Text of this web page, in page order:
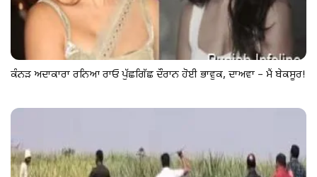
ਕੰਨੜ ਅਦਾਕਾਰਾ ਰਨਿਆ ਰਾਓ ਪੁੱਛਗਿੱਛ ਦੌਰਾਨ ਹੋਈ ਭਾਵੁਕ, ਦਾਅਵਾ – ਮੈਂ ਬੇਕਸੂਰ!